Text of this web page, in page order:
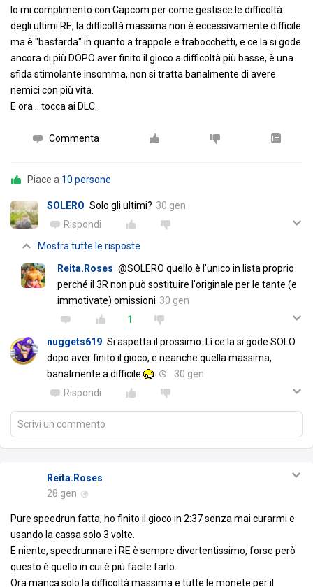
Io mi complimento con Capcom per come gestisce le difficoltà
degli ultimi RE, la difficoltà massima non è eccessivamente difficile
ma è "bastarda" in quanto a trappole e trabocchetti, e ce la si gode
ancora di più DOPO aver finito il gioco a difficoltà più basse, è una
sfida stimolante insomma, non si tratta banalmente di avere
nemici con più vita.
E ora... tocca ai DLC.
Commenta
Piace a 10 persone
SOLERO Solo gli ultimi? 30 gen
Rispondi
Mostra tutte le risposte
Reita.Roses @SOLERO quello è l'unico in lista proprio
perché il 3R non può sostituire l'originale per le tante (e
immotivate) omissioni 30 gen
1
nuggets619 Si aspetta il prossimo. Lì ce la si gode SOLO
dopo aver finito il gioco, e neanche quella massima,
banalmente a difficile
30 gen
Rispondi
Scrivi un commento
Reita.Roses
28 gen
Pure speedrun fatta, ho finito il gioco in 2:37 senza mai curarmi e
usando la cassa solo 3 volte.
E niente, speedrunnare i RE è sempre divertentissimo, forse però
questo è quello in cui è più facile farlo.
Ora manca solo la difficoltà massima e tutte le monete per il